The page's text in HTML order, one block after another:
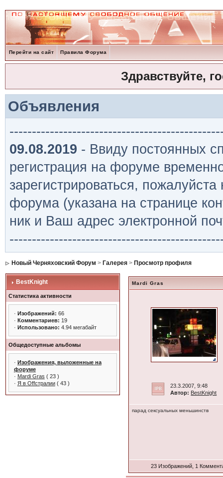
Перейти на сайт Правила Форума
Здравствуйте,
Объявления
09.08.2019 - Ввиду постоянных
регистрация на форуме
зарегистрироваться,
форума (указана на странице
ник и Ваш адрес электронной
Новый Черняховский Форум > Галерея> Просмотр профиля
BestKnight
Статистика активности
· Изображений: 66
· Комментариев: 19
· Использовано: 4.94 мегабайт
Общедоступные альбомы
· Изображения, выложенные на
форуме
· Mardi Gras ( 23 )
· Я в Оffстралии( 43 )
Mardi Gras
23.3.2007, 9:48
Автор: BestKnight
парад сексуальных меньшинств
23 Изображений, 1